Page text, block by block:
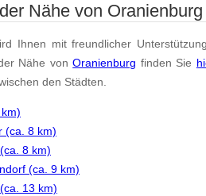
Nähe von Oranienburg
Ihnen mit freundlicher
Nähe vonOranienburg finden Sie
den Städten.
(ca. 8 km)
8 km)
(ca. 9 km)
13 km)